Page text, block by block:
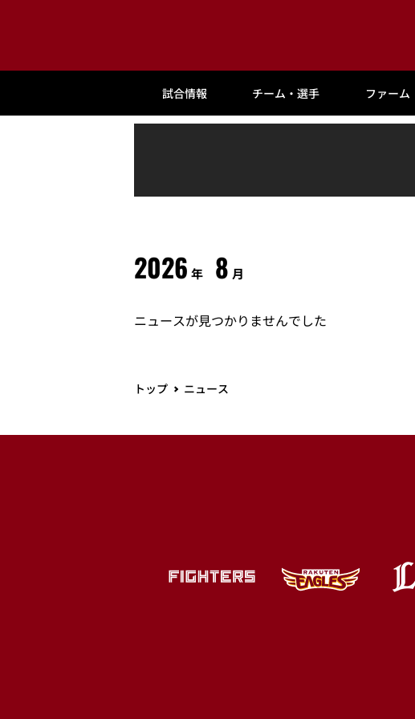
試合情報 チーム・選手 ファーム
2026 年 8 月
ニュースが見つかりませんでした
トップ ニュース